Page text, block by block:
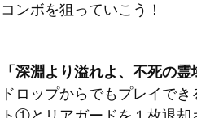
コンボを狙っていこう！
「深淵より溢れよ、不死の霊
ドロップからでもプレイで